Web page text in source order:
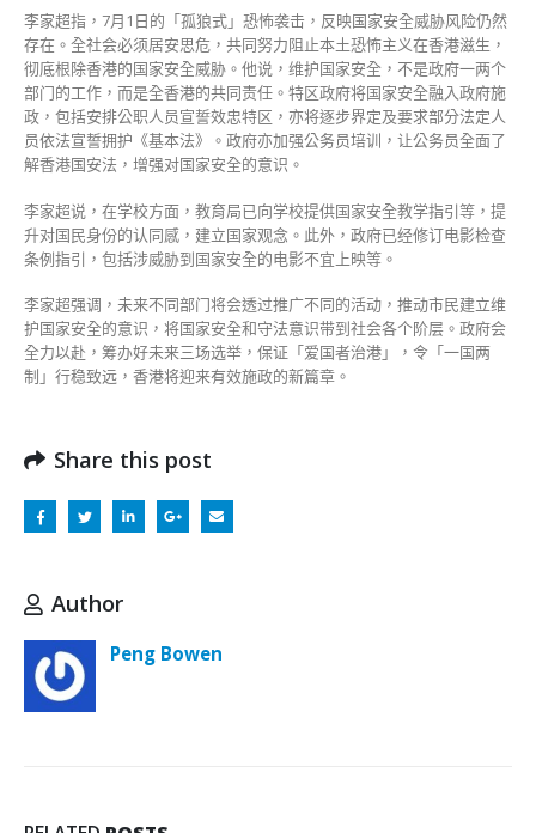
土
恐
怖
主
义
蔓
延〉
中
李家超指，7月1日的「孤狼式」恐怖袭击，反映国家安全威胁风险仍然
存在。全社会必须居安思危，共同努力阻止本土恐怖主义在香港滋生，
彻底根除香港的国家安全威胁。他说，维护国家安全，不是政府一两个
部门的工作，而是全香港的共同责任。特区政府将国家安全融入政府施
政，包括安排公职人员宣誓效忠特区，亦将逐步界定及要求部分法定人
员依法宣誓拥护《基本法》。政府亦加强公务员培训，让公务员全面了
解香港国安法，增强对国家安全的意识。
李家超说，在学校方面，教育局已向学校提供国家安全教学指引等，提
升对国民身份的认同感，建立国家观念。此外，政府已经修订电影检查
条例指引，包括涉威胁到国家安全的电影不宜上映等。
李家超强调，未来不同部门将会透过推广不同的活动，推动市民建立维
护国家安全的意识，将国家安全和守法意识带到社会各个阶层。政府会
全力以赴，筹办好未来三场选举，保证「爱国者治港」，令「一国两
制」行稳致远，香港将迎来有效施政的新篇章。
Share this post
Author
Peng Bowen